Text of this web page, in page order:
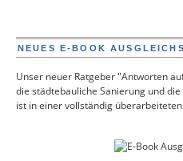
NEUES E-BOOK
Unser neuer Ratgeber "Antworten
die städtebauliche Sanierung und
ist in einer vollständig